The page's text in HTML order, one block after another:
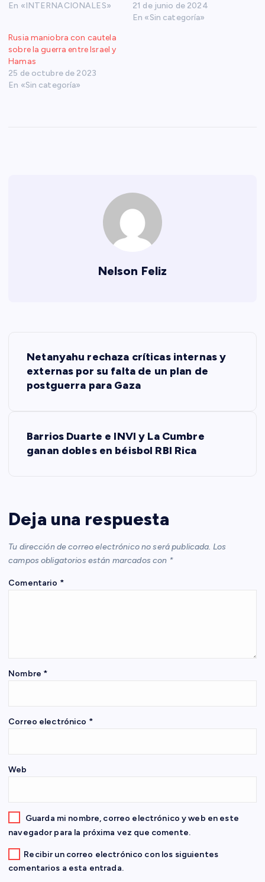
En «INTERNACIONALES»
21 de junio de 2024
En «Sin categoría»
Rusia maniobra con cautela
sobre la guerra entre Israel y
Hamas
25 de octubre de 2023
En «Sin categoría»
Nelson Feliz
c
i
ó
e
n
r
a
d
a
Netanyahu rechaza críticas internas y
externas por su falta de un plan de
postguerra para Gaza
Barrios Duarte e INVI y La Cumbre
ganan dobles en béisbol RBI Rica
Deja una respuesta
Tu dirección de correo electrónico no será publicada. Los
campos obligatorios están marcados con *
Comentario *
Nombre *
Correo electrónico *
Web
Guarda mi nombre, correo electrónico y web en este
navegador para la próxima vez que comente.
Recibir un correo electrónico con los siguientes
comentarios a esta entrada.